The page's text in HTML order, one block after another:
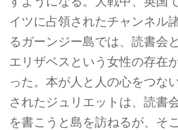
イツに占領されたチャンネル
るガーンジー島では、読書会
エリザベスという女性の存在
った。本が人と人の心をつな
されたジュリエットは、読書
を書こうと島を訪ねるが、そ